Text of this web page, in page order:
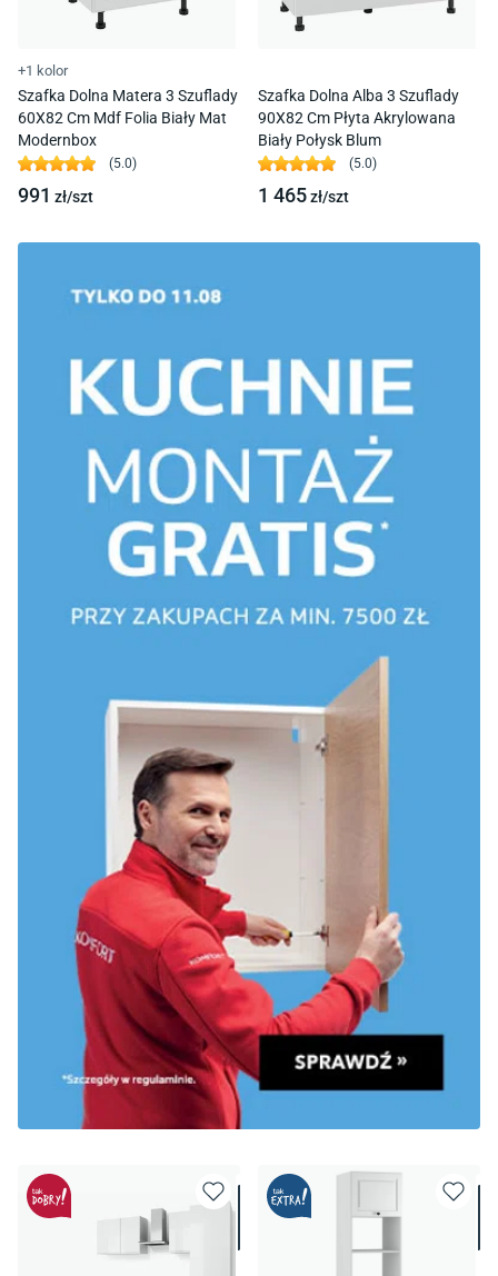
+1 kolor
Szafka Dolna Matera 3 Szuflady
60X82 Cm Mdf Folia Biały Mat
Modernbox
(5.0)
991 zł/szt
Szafka Dolna Alba 3 Szuflady
90X82 Cm Płyta Akrylowana
Biały Połysk Blum
(5.0)
1 465zł/szt